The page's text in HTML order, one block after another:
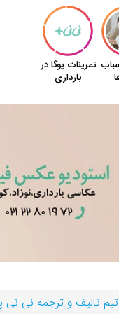
تیم تالیف و ترجمه نی نی